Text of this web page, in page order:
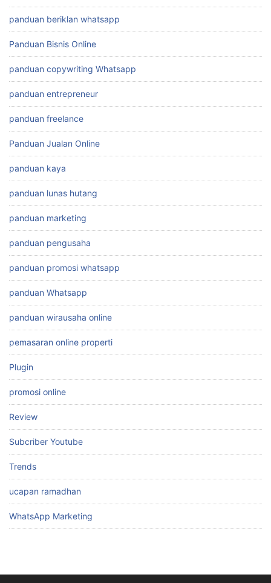
panduan beriklan whatsapp
Panduan Bisnis Online
panduan copywriting Whatsapp
panduan entrepreneur
panduan freelance
Panduan Jualan Online
panduan kaya
panduan lunas hutang
panduan marketing
panduan pengusaha
panduan promosi whatsapp
panduan Whatsapp
panduan wirausaha online
pemasaran online properti
Plugin
promosi online
Review
Subcriber Youtube
Trends
ucapan ramadhan
WhatsApp Marketing